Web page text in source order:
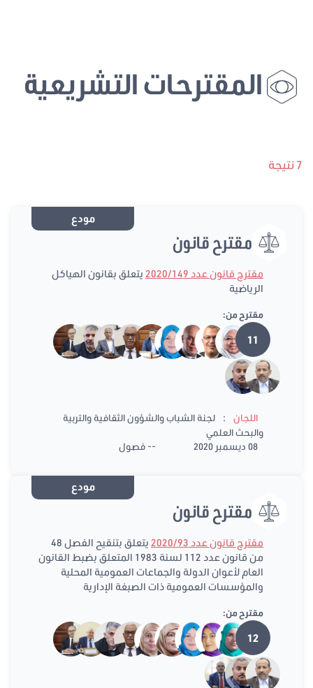
المقترحات التشريعية
7 نتيجة
مودع
مقترح قانون
مقترح قانون عدد 2020/149
يتعلق بقانون الهياكل
الرياضية
مقترح من:
11
اللجان :
لجنة الشباب والشؤون الثقافية والتربية
والبحث العلمي
08 ديسمبر 2020
-- فصول
مودع
مقترح قانون
مقترح قانون عدد 2020/93
يتعلق بتنقيح الفصل 48
من قانون عدد 112 لسنة 1983 المتعلق بضبط القانون
العام لأعوان الدولة والجماعات العمومية المحلية
والمؤسسات العمومية ذات الصبغة الإدارية
مقترح من:
12